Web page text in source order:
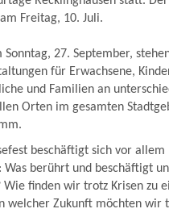
Freitag, 10. Juli.
Sonntag, 27. September,
für Erwachsene,
und Familien an
Orten im gesamten
beschäftigt sich vor
Was berührt und beschäftigt
Wie finden wir trotz Krisen zu
welcher Zukunft möchten wir